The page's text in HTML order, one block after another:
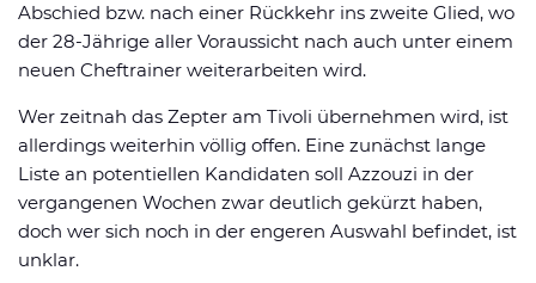
Abschied bzw. nach einer Rückkehr ins zweite Glied, wo
der 28-Jährige aller Voraussicht nach auch unter einem
neuen Cheftrainer weiterarbeiten wird.
Wer zeitnah das Zepter am Tivoli übernehmen wird, ist
allerdings weiterhin völlig offen. Eine zunächst lange
Liste an potentiellen Kandidaten soll Azzouzi in der
vergangenen Wochen zwar deutlich gekürzt haben,
doch wer sich noch in der engeren Auswahl befindet, ist
unklar.